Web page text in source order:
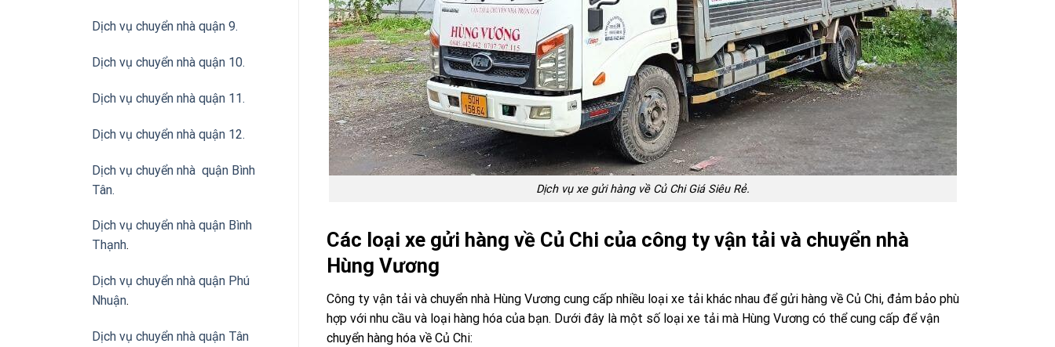
Dịch vụ chuyển nhà quận 9.
Dịch vụ chuyển nhà quận 10.
Dịch vụ chuyển nhà quận 11.
Dịch vụ chuyển nhà quận 12.
Dịch vụ chuyển nhà quận Bình
Tân.
Dịch vụ chuyển nhà quận Bình
Thạnh.
Dịch vụ chuyển nhà quận Phú
Nhuận.
Dịch vụ chuyển nhà quận Tân
Dịch vụ xe gửi hàng về Củ Chi Giá Siêu Rẻ.
Các loại xe gửi hàng về Củ Chi của công ty vận tải và chuyển nhà
Hùng Vương
Công ty vận tải và chuyển nhà Hùng Vương cung cấp nhiều loại xe tải khác nhau để gửi hàng về Củ Chi, đảm bảo phù
hợp với nhu cầu và loại hàng hóa của bạn. Dưới đây là một số loại xe tải mà Hùng Vương có thể cung cấp để vận
chuyển hàng hóa về Củ Chi: